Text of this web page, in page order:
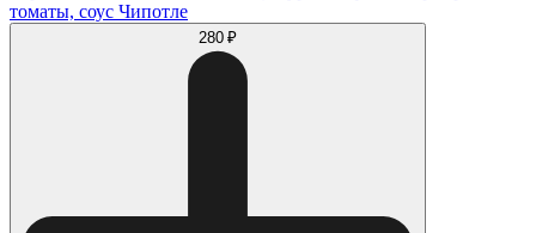
томаты, соус Чипотле
280 ₽